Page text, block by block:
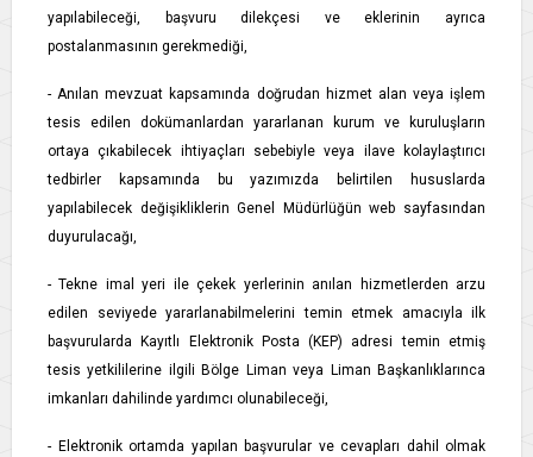
yapılabileceği, başvuru dilekçesi ve eklerinin ayrıca
postalanmasının gerekmediği,
- Anılan mevzuat kapsamında doğrudan hizmet alan veya işlem
tesis edilen dokümanlardan yararlanan kurum ve kuruluşların
ortaya çıkabilecek ihtiyaçları sebebiyle veya ilave kolaylaştırıcı
tedbirler kapsamında bu yazımızda belirtilen hususlarda
yapılabilecek değişikliklerin Genel Müdürlüğün web sayfasından
duyurulacağı,
- Tekne imal yeri ile çekek yerlerinin anılan hizmetlerden arzu
edilen seviyede yararlanabilmelerini temin etmek amacıyla ilk
başvurularda Kayıtlı Elektronik Posta (KEP) adresi temin etmiş
tesis yetkililerine ilgili Bölge Liman veya Liman Başkanlıklarınca
imkanları dahilinde yardımcı olunabileceği,
- Elektronik ortamda yapılan başvurular ve cevapları dahil olmak